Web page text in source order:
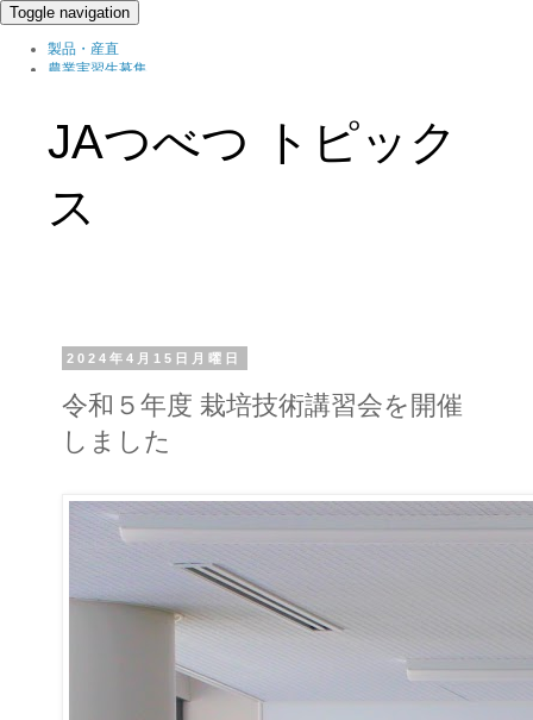
Toggle navigation
製品・産直
農業実習生募集
ブログ
JAつべつ トピック
ス
2024年4月15日月曜日
令和５年度 栽培技術講習会を開催
しました